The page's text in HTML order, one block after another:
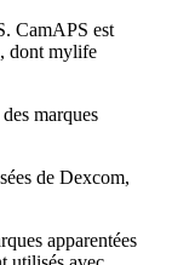
CamAPS est
dont mylife
marques
de Dexcom,
apparentées